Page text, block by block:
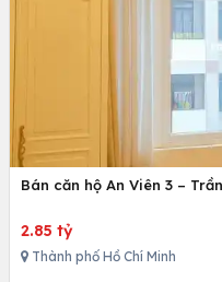
Bán căn hộ An Viên 3 –
2.85 tỷ
Thành phố Hồ Chí Minh